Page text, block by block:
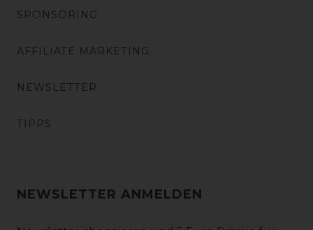
SPONSORING
AFFILIATE MARKETING
NEWSLETTER
TIPPS
NEWSLETTER ANMELDEN